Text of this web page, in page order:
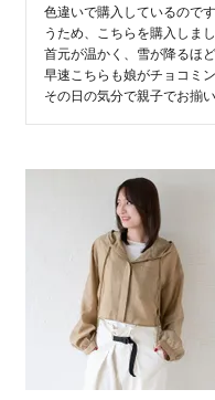
色違いで購入しているので
うため、こちらを購入しまし
首元が温かく、雪が降るほ
早速こちらも娘がチョコミ